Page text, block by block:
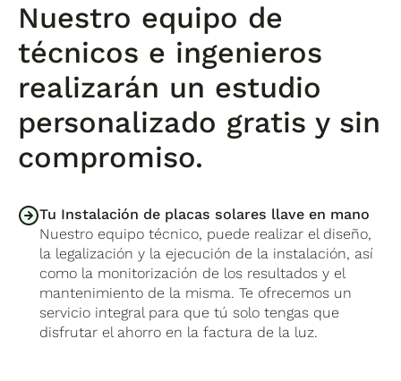
Nuestro equipo de
técnicos e ingenieros
realizarán un estudio
personalizado gratis y sin
compromiso.
Tu Instalación de placas solares llave en mano
Nuestro equipo técnico, puede realizar el diseño,
la legalización y la ejecución de la instalación, así
como la monitorización de los resultados y el
mantenimiento de la misma. Te ofrecemos un
servicio integral para que tú solo tengas que
disfrutar el ahorro en la factura de la luz.